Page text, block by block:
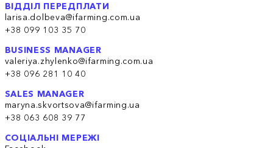
ВІДДІЛ ПЕРЕДПЛАТИ
larisa.dolbeva@ifarming.com.ua
+38 099 103 35 70
BUSINESS MANAGER
valeriya.zhylenko@ifarming.com.ua
+38 096 281 10 40
SALES MANAGER
maryna.skvortsova@ifarming.ua
+38 063 608 39 77
СОЦІАЛЬНІ МЕРЕЖІ